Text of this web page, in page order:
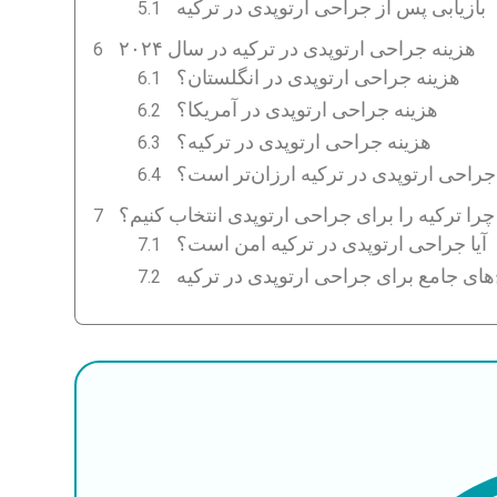
بازیابی پس از جراحی ارتوپدی در ترکیه
هزینه جراحی ارتوپدی در ترکیه در سال ۲۰۲۴
هزینه جراحی ارتوپدی در انگلستان؟
هزینه جراحی ارتوپدی در آمریکا؟
هزینه جراحی ارتوپدی در ترکیه؟
ارتوپدی در ترکیه ارزان‌تر است؟
چرا ترکیه را برای جراحی ارتوپدی انتخاب کنیم؟
آیا جراحی ارتوپدی در ترکیه امن است؟
جامع برای جراحی ارتوپدی در ترکیه